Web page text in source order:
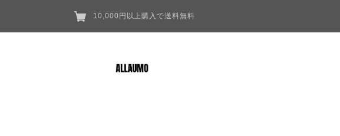
10,000円以上購入で送料無料